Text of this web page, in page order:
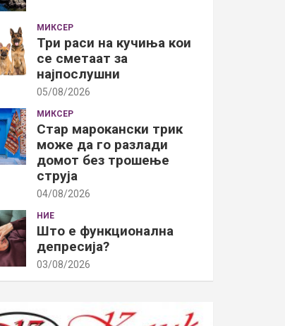
МИКСЕР
Три раси на кучиња кои
се сметаат за
најпослушни
05/08/2026
МИКСЕР
Стар марокански трик
може да го разлади
домот без трошење
струја
04/08/2026
НИЕ
Што е функционална
депресија?
03/08/2026